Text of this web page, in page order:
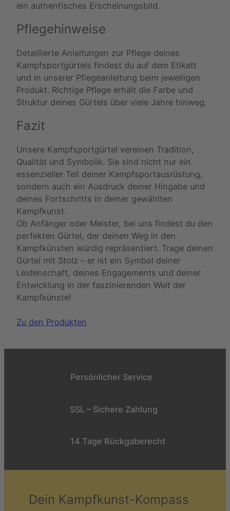
ein authentisches Erscheinungsbild.
Pflegehinweise
Detaillierte Anleitungen zur Pflege deines
Kampfsportgürtels findest du auf dem Etikett
und in unserer Pflegeanleitung beim jeweiligen
Produkt. Richtige Pflege erhält die Farbe und
Struktur deines Gürtels über viele Jahre hinweg.
Fazit
Unsere Kampfsportgürtel vereinen Tradition,
Qualität und Symbolik. Sie sind nicht nur ein
essenzieller Teil deiner Kampfsportausrüstung,
sondern auch ein Ausdruck deiner Hingabe und
deines Fortschritts in deiner gewählten
Kampfkunst.
Ob Anfänger oder Meister, bei uns findest du den
perfekten Gürtel, der deinen Weg in den
Kampfkünsten würdig repräsentiert. Trage deinen
Gürtel mit Stolz – er ist ein Symbol deiner
Leidenschaft, deines Engagements und deiner
Entwicklung in der faszinierenden Welt der
Kampfkünste!
Zu den Produkten
Persönlicher Service
SSL – Sichere Zahlung
14 Tage Rückgaberecht
Dein Kampfkunst-Kompass